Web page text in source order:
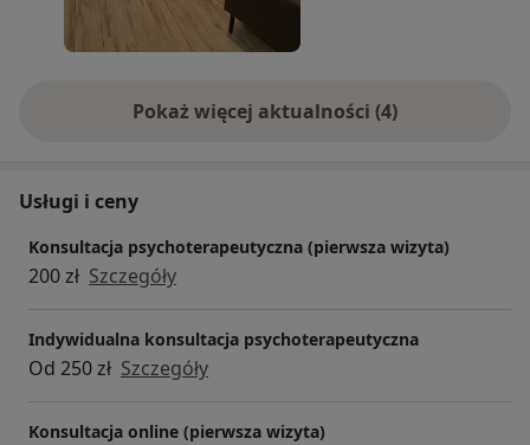
Pokaż więcej aktualności (4)
Usługi i ceny
Konsultacja psychoterapeutyczna (pierwsza wizyta)
200 zł Szczegóły
Indywidualna konsultacja psychoterapeutyczna
Od 250 zł Szczegóły
Konsultacja online (pierwsza wizyta)